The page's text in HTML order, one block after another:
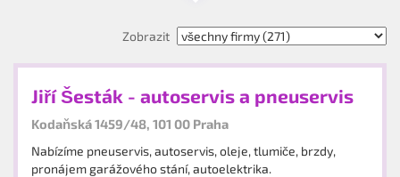
Zobrazit
Jiří Šesták - autoservis a pneuservis
Kodaňská 1459/48, 101 00 Praha
Nabízíme pneuservis, autoservis, oleje, tlumiče, brzdy,
pronájem garážového stání, autoelektrika.